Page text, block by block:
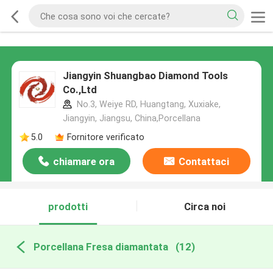
Jiangyin Shuangbao Diamond Tools
Co.,Ltd
No.3, Weiye RD, Huangtang, Xuxiake,
Jiangyin, Jiangsu, China,Porcellana
5.0
Fornitore verificato
chiamare ora Contattaci
prodotti Circa noi
Porcellana Fresa diamantata (12)